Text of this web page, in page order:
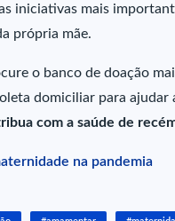
iniciativas mais
própria mãe.
o banco de doação
domiciliar para ajudar
com a saúde de
na pandemia